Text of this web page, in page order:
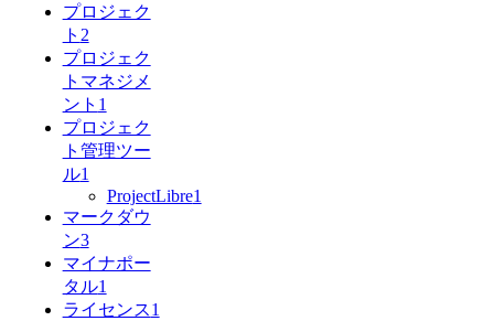
プロジェク
ト 2
プロジェク
トマネジメ
ント 1
プロジェク
ト管理ツー
ル1
ProjectLibre1
マークダウ
ン3
マイナポー
タル1
ライセンス1